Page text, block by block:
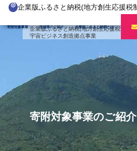
企業版ふるさと納税(地方創生応援税
寄附対象事業 茨城県のご紹介 企業版ふるさと納税とは
企業版ふるさと納税とは
制度の概要
企業版ふるさと納税(人材派遣型)
寄附をいただいた企業様
寄附対象事業のご紹介
新しい豊かさを推進する事業
新しい安心安全を推進する事業
新しい人財育成を推進する事業
新しい夢・希望を推進する事業
茨城県のご紹介
茨城のポテンシャル
「新しい茨城」への4つのチャレンジ
寄附をいただいた企業様
令和7年度寄附企業一覧
令和6年度寄附企業一覧
企業版ふるさと納税(地方創生応援税制) >
宇宙ビジネス創造拠点事業
寄附対象事業のご紹介